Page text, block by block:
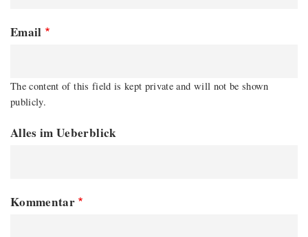
Email
The content of this field is kept private and will not be shown
publicly.
Alles im Ueberblick
Kommentar